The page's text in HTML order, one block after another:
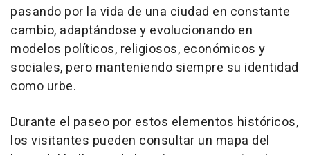
pasando por la vida de una ciudad en constante
cambio, adaptándose y evolucionando en
modelos políticos, religiosos, económicos y
sociales, pero manteniendo siempre su identidad
como urbe.
Durante el paseo por estos elementos históricos,
los visitantes pueden consultar un mapa del